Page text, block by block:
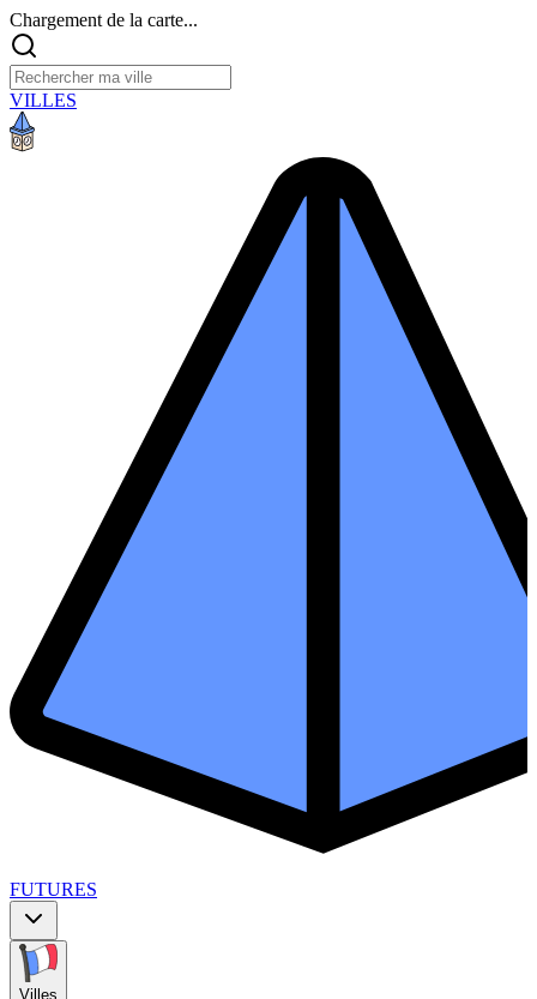
Chargement de la carte...
VILLES
FUTURES
Villes